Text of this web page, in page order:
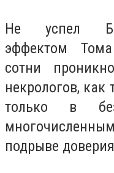
Не успел
эффектом
сотни
некрологов, как
только в
подрыве